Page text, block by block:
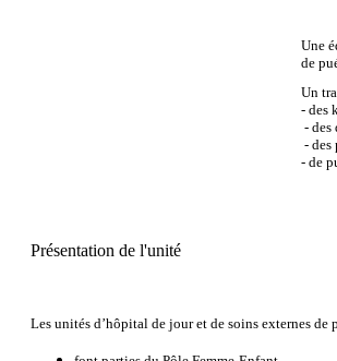
Une
de
Un
- des
- des
- des
- de
Présentation de l'unité
Les unités d’hôpital de jour et de soins externes de